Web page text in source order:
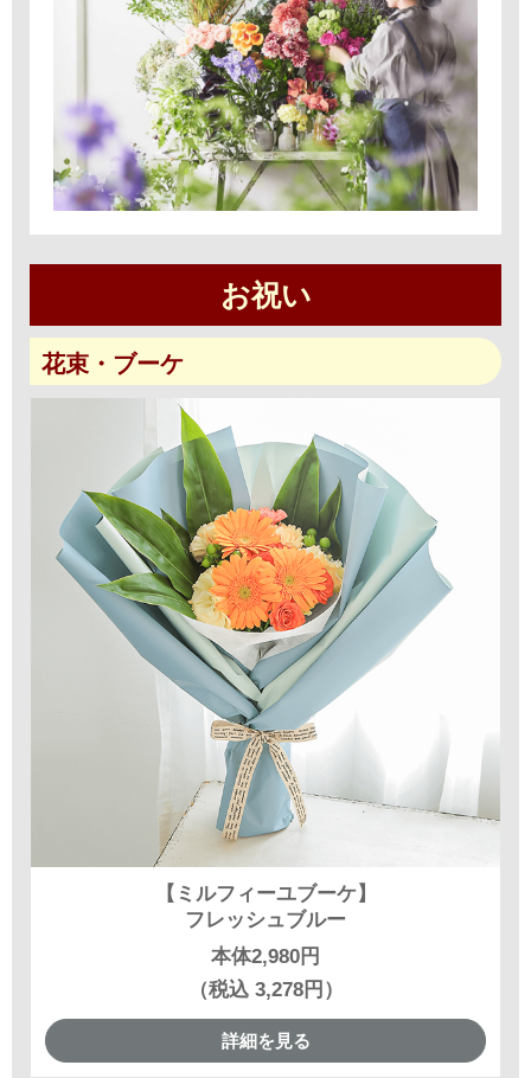
お祝い
花束・ブーケ
【ミルフィーユブーケ】
フレッシュブルー
本体2,980円
（税込 3,278円）
詳細を見る